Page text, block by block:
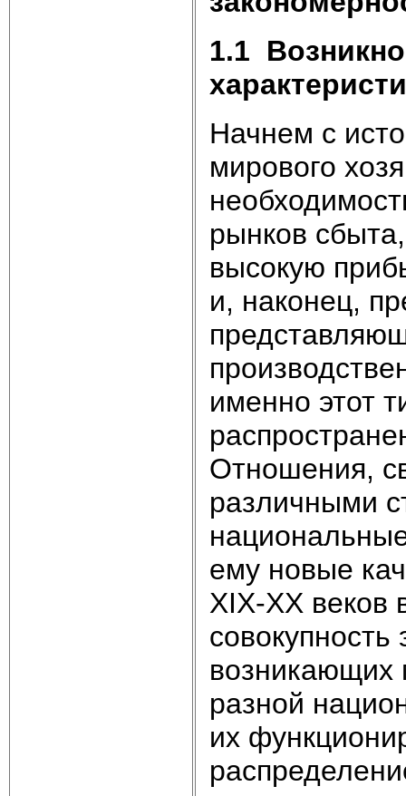
1.1
Начнем с
мирового
рынков
высокую
и, наконец,
именно этот
Отношения,
различными
ему новые
ХIХ-ХХ веков
возникающих
разной
их